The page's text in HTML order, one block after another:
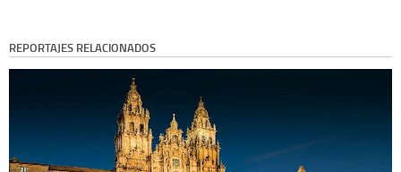
REPORTAJES RELACIONADOS